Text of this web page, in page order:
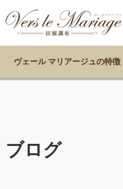
ヴェール マリアージュの特徴
ブログ